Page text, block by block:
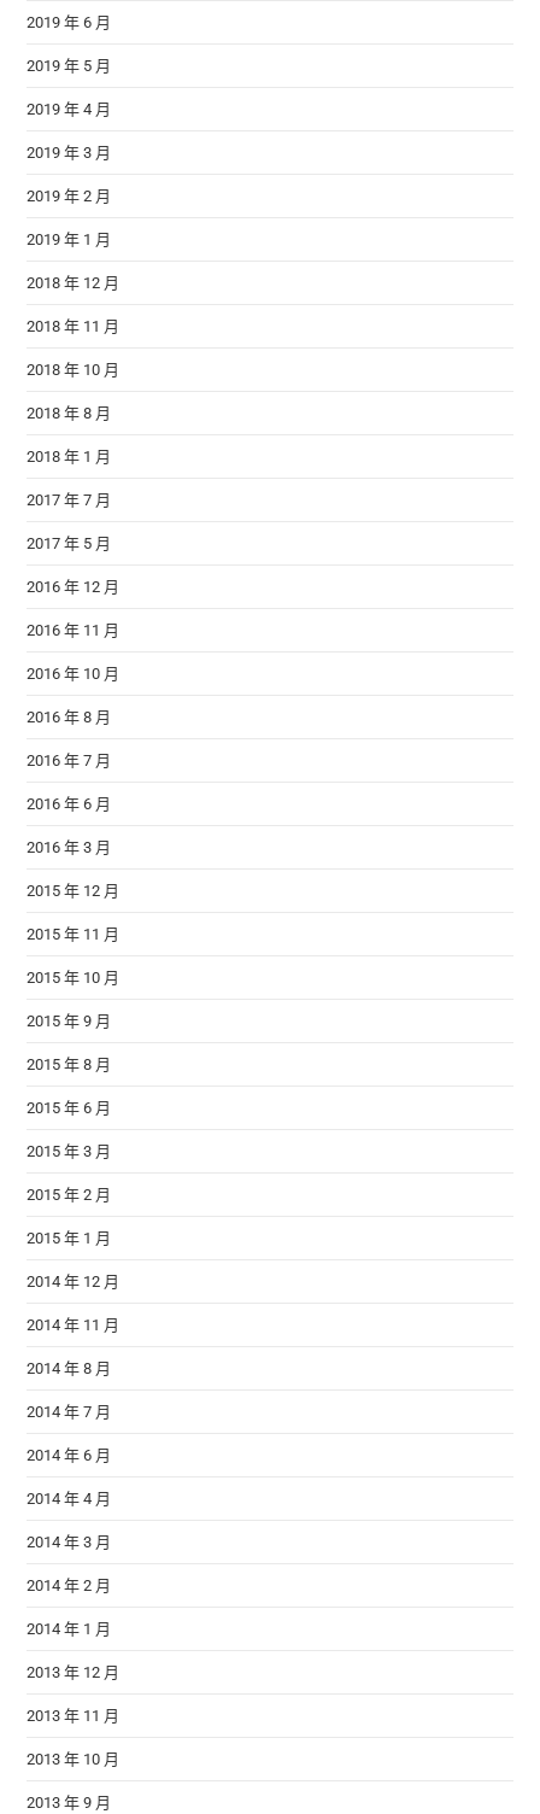
2019 年 6 月
2019 年 5 月
2019 年 4 月
2019 年 3 月
2019 年 2 月
2019 年 1 月
2018 年 12 月
2018 年 11 月
2018 年 10 月
2018 年 8 月
2018 年 1 月
2017 年 7 月
2017 年 5 月
2016 年 12 月
2016 年 11 月
2016 年 10 月
2016 年 8 月
2016 年 7 月
2016 年 6 月
2016 年 3 月
2015 年 12 月
2015 年 11 月
2015 年 10 月
2015 年 9 月
2015 年 8 月
2015 年 6 月
2015 年 3 月
2015 年 2 月
2015 年 1 月
2014 年 12 月
2014 年 11 月
2014 年 8 月
2014 年 7 月
2014 年 6 月
2014 年 4 月
2014 年 3 月
2014 年 2 月
2014 年 1 月
2013 年 12 月
2013 年 11 月
2013 年 10 月
2013 年 9 月